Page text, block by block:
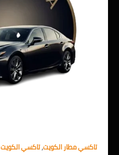
تاكسي مطار الكويت,تاكسي الكويت